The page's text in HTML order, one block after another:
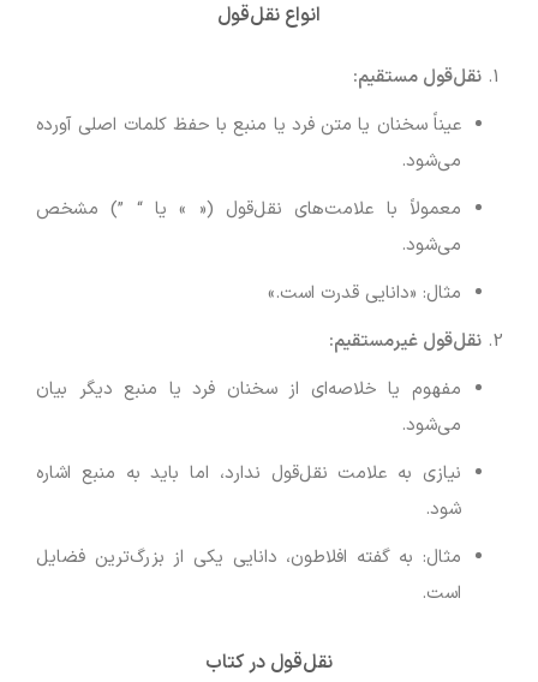
انواع نقل‌قول
نقل‌قول مستقیم:
عیناً سخنان یا متن فرد یا منبع با حفظ کلمات اصلی آورده
می‌شود.
معمولاً با علامت‌های نقل‌قول (« » یا “ ”) مشخص
می‌شود.
مثال: «دانایی قدرت است.»
نقل‌قول غیرمستقیم:
مفهوم یا خلاصه‌ای از سخنان فرد یا منبع دیگر بیان
می‌شود.
نیازی به علامت نقل‌قول ندارد، اما باید به منبع اشاره
شود.
مثال: به گفته افلاطون، دانایی یکی از بزرگ‌ترین فضایل
است.
نقل‌قول در کتاب